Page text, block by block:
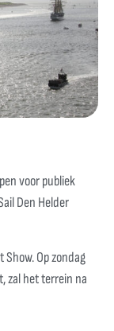
voor publiek
Den Helder
Op zondag
zal het terrein na